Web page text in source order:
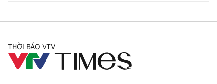
THỜI BÁO VTV